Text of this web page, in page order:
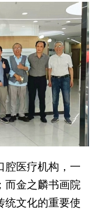
腔医疗机构，一
而金之麟书画院
统文化的重要使